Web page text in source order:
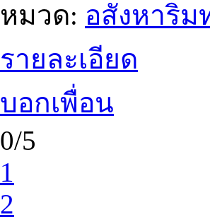
หมวด: อสังหาริม
รายละเอียด
บอกเพื่อน
0/5
1
2